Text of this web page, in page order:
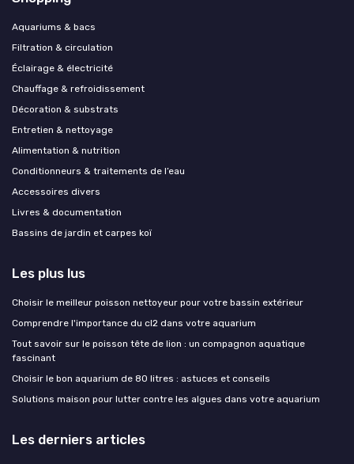
Aquariums & bacs
Filtration & circulation
Éclairage & électricité
Chauffage & refroidissement
Décoration & substrats
Entretien & nettoyage
Alimentation & nutrition
Conditionneurs & traitements de l’eau
Accessoires divers
Livres & documentation
Bassins de jardin et carpes koï
Les plus lus
Choisir le meilleur poisson nettoyeur pour votre bassin extérieur
Comprendre l'importance du cl2 dans votre aquarium
Tout savoir sur le poisson tête de lion : un compagnon aquatique
fascinant
Choisir le bon aquarium de 80 litres : astuces et conseils
Solutions maison pour lutter contre les algues dans votre aquarium
Les derniers articles